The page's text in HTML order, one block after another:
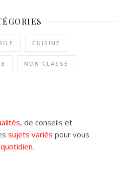
CUISINE
NON CLASSÉ
, de conseils et
sujets variés pour vous
.